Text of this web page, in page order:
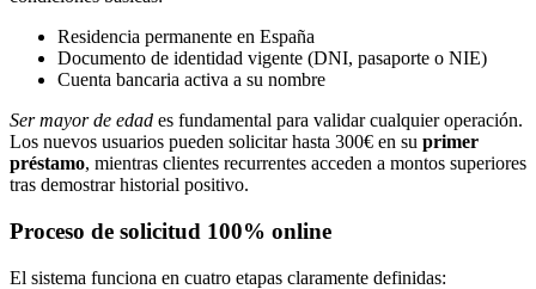
Residencia permanente en España
Documento de identidad vigente (DNI, pasaporte o NIE)
Cuenta bancaria activa a su nombre
Ser mayor de edad es fundamental para validar cualquier operación.
Los nuevos usuarios pueden solicitar hasta 300€ en su primer
préstamo, mientras clientes recurrentes acceden a montos superiores
tras demostrar historial positivo.
Proceso de solicitud 100% online
El sistema funciona en cuatro etapas claramente definidas: